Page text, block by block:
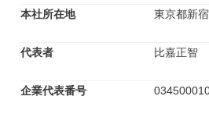
本社所在地 東京都新
代表者 比嘉正智
企業代表番号